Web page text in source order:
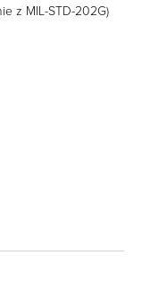
z MIL-STD-202G)